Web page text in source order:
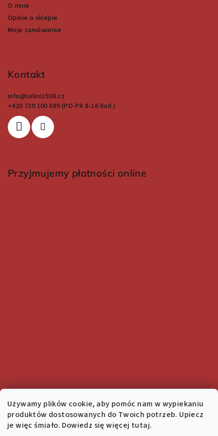
Używamy plików cookie, aby pomóc nam w wypiekaniu
produktów dostosowanych do Twoich potrzeb. Upiecz
je więc śmiało. Dowiedz się więcej tutaj.
O mnie
Opinie o sklepie
Moje zamówienie
Kontakt
info@salon1936.cz
+420 739 100 689 (PO-PÁ 8-16 hod.)
Przyjmujemy płatności online